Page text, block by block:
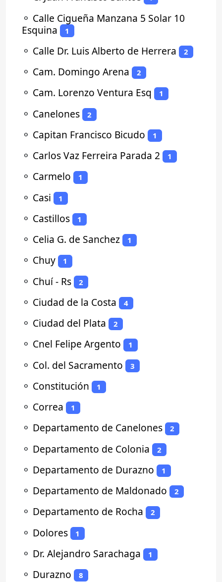
⚬ Calle Cigueña Manzana 5 Solar 10
Esquina
1
⚬ Calle Dr. Luis Alberto de Herrera 2
⚬ Cam. Domingo Arena 2
⚬ Cam. Lorenzo Ventura Esq 1
⚬ Canelones 2
⚬ Capitan Francisco Bicudo 1
⚬ Carlos Vaz Ferreira Parada 2 1
⚬ Carmelo 1
⚬ Casi 1
⚬ Castillos 1
⚬ Celia G. de Sanchez 1
⚬ Chuy 1
⚬ Chuí - Rs 2
⚬ Ciudad de la Costa 4
⚬ Ciudad del Plata 2
⚬ Cnel Felipe Argento 1
⚬ Col. del Sacramento 3
⚬ Constitución 1
⚬ Correa 1
⚬ Departamento de Canelones 2
⚬ Departamento de Colonia 2
⚬ Departamento de Durazno 1
⚬ Departamento de Maldonado 2
⚬ Departamento de Rocha 2
⚬ Dolores 1
⚬ Dr. Alejandro Sarachaga 1
⚬ Durazno 8